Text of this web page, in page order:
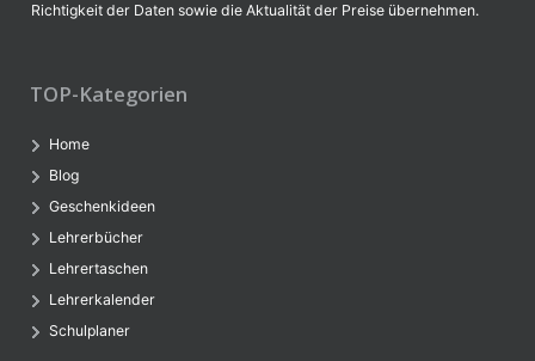
Richtigkeit der Daten sowie die Aktualität der Preise übernehmen.
TOP-Kategorien
Home
Blog
Geschenkideen
Lehrerbücher
Lehrertaschen
Lehrerkalender
Schulplaner